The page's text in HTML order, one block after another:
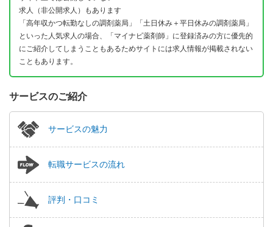
求人（非公開求人）もあります
「高年収かつ転勤なしの調剤薬局」「土日休み＋平日休みの調剤薬局」
といった人気求人の場合、「マイナビ薬剤師」に登録済みの方に優先的
にご紹介してしまうこともあるためサイトには求人情報が掲載されない
こともあります。
サービスのご紹介
サービスの魅力
転職サービスの流れ
評判・口コミ